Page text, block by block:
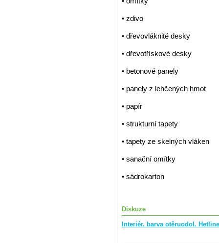
• zdivo
• dřevovláknité desky
• dřevotřískové desky
• betonové panely
• panely z lehčených hmot
• papír
• strukturní tapety
• tapety ze skelných vláken
• sanační omítky
• sádrokarton
Diskuze
Interiér. barva otěruodol.